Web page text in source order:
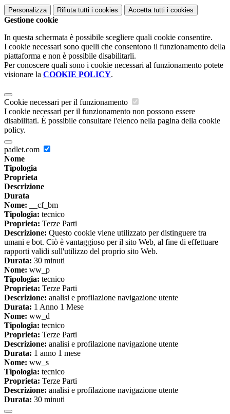
Personalizza Rifiuta tutti i cookies Accetta tutti i cookies
Gestione cookie
In questa schermata è possibile scegliere quali cookie consentire.
I cookie necessari sono quelli che consentono il funzionamento della
piattaforma e non è possibile disabilitarli.
Per conoscere quali sono i cookie necessari al funzionamento potete
visionare la COOKIE POLICY.
Cookie necessari per il funzionamento
I cookie necessari per il funzionamento non possono essere
disabilitati. È possibile consultare l'elenco nella pagina della cookie
policy.
padlet.com
Nome
Tipologia
Proprieta
Descrizione
Durata
Nome: __cf_bm
Tipologia: tecnico
Proprieta: Terze Parti
Descrizione: Questo cookie viene utilizzato per distinguere tra
umani e bot. Ciò è vantaggioso per il sito Web, al fine di effettuare
rapporti validi sull'utilizzo del proprio sito Web.
Durata: 30 minuti
Nome: ww_p
Tipologia: tecnico
Proprieta: Terze Parti
Descrizione: analisi e profilazione navigazione utente
Durata: 1 Anno 1 Mese
Nome: ww_d
Tipologia: tecnico
Proprieta: Terze Parti
Descrizione: analisi e profilazione navigazione utente
Durata: 1 anno 1 mese
Nome: ww_s
Tipologia: tecnico
Proprieta: Terze Parti
Descrizione: analisi e profilazione navigazione utente
Durata: 30 minuti